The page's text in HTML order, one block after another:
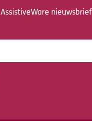
nieuwsbrief